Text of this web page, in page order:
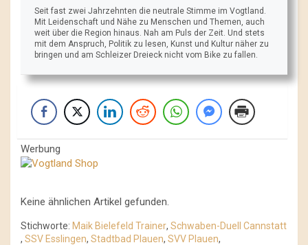
Seit fast zwei Jahrzehnten die neutrale Stimme im Vogtland.
Mit Leidenschaft und Nähe zu Menschen und Themen, auch
weit über die Region hinaus. Nah am Puls der Zeit. Und stets
mit dem Anspruch, Politik zu lesen, Kunst und Kultur näher zu
bringen und am Schleizer Dreieck nicht vom Bike zu fallen.
Werbung
Keine ähnlichen Artikel gefunden.
Stichworte: Maik Bielefeld Trainer, Schwaben-Duell Cannstatt
, SSV Esslingen, Stadtbad Plauen, SVV Plauen,